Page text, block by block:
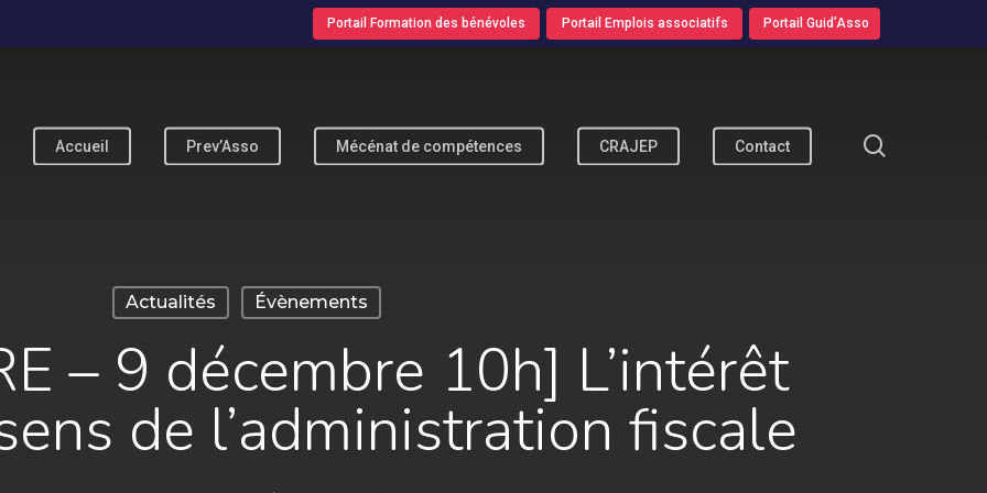
Portail Formation des bénévoles Portail Emplois associatifs Portail Guid’Asso
fermer
Accueil Prev’Asso Mécénat de compétences CRAJEP Contact
Actualités Évènements
– 9 décembre 10h] L’intérêt
de l’administration fiscale